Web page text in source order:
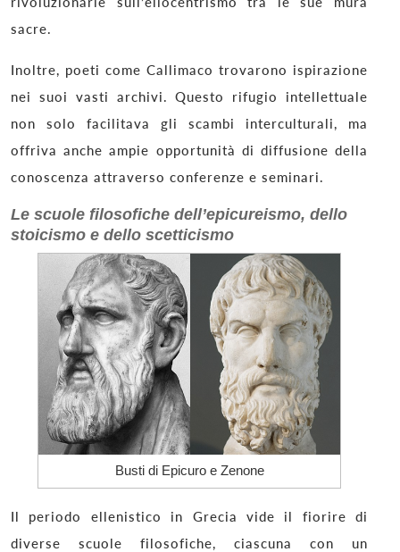
sacre.
Inoltre, poeti come Callimaco trovarono ispirazione
nei suoi vasti archivi. Questo rifugio intellettuale
non solo facilitava gli scambi interculturali, ma
offriva anche ampie opportunità di diffusione della
conoscenza attraverso conferenze e seminari.
Le scuole filosofiche dell’epicureismo, dello
stoicismo e dello scetticismo
Busti di Epicuro e Zenone
Il periodo ellenistico in Grecia vide il fiorire di
diverse scuole filosofiche, ciascuna con un